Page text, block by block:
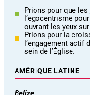
Prions pour que
l’égocentrisme
ouvrant les yeux
Prions pour la
l’engagement actif
sein de l’Église.
AMÉRIQUE LATINE
Belize